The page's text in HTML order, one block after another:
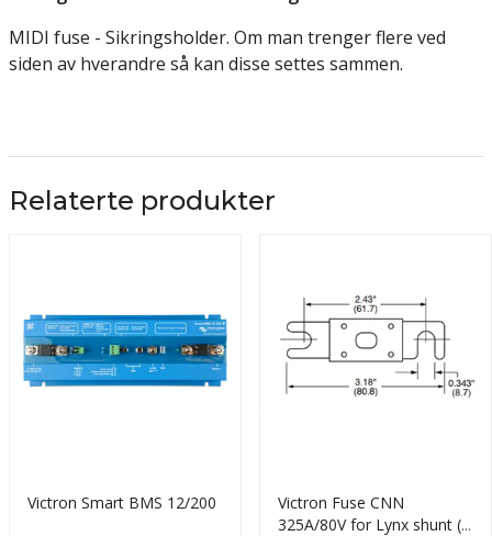
MIDI fuse - Sikringsholder. Om man trenger flere ved
siden av hverandre så kan disse settes sammen.
Relaterte produkter
Victron Smart BMS 12/200
Victron Fuse CNN
325A/80V for Lynx shunt (1